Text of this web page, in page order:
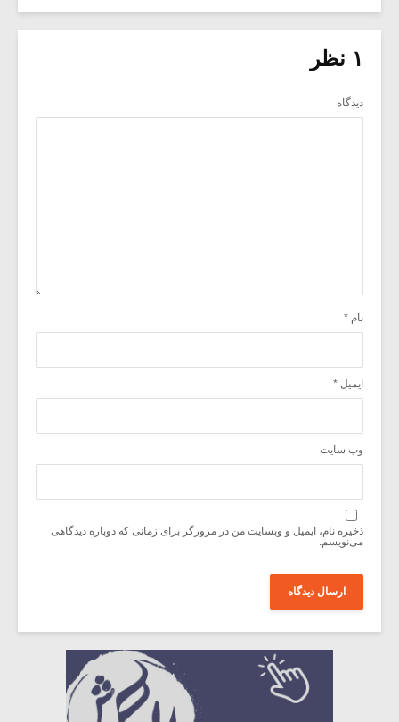
۱ نظر
دیدگاه
نام *
ایمیل *
وب‌ سایت
ذخیره نام، ایمیل و وبسایت من در مرورگر برای زمانی که دوباره دیدگاهی
می‌نویسم.